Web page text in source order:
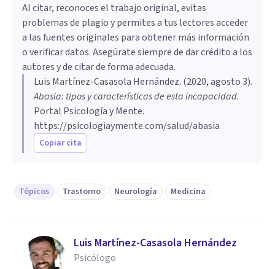
Al citar, reconoces el trabajo original, evitas
problemas de plagio y permites a tus lectores acceder
a las fuentes originales para obtener más información
o verificar datos. Asegúrate siempre de dar crédito a los
autores y de citar de forma adecuada.
Luis Martínez-Casasola Hernández. (2020, agosto 3).
Abasia: tipos y características de esta incapacidad.
Portal Psicología y Mente.
https://psicologiaymente.com/salud/abasia
Copiar cita
Tópicos Trastorno Neurología Medicina
Luis Martínez-Casasola Hernández
Psicólogo